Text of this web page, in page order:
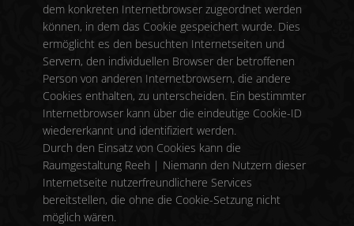
dem konkreten Internetbrowser zugeordnet werden
können, in dem das Cookie gespeichert wurde. Dies
ermöglicht es den besuchten Internetseiten und
Servern, den individuellen Browser der betroffenen
Person von anderen Internetbrowsern, die andere
Cookies enthalten, zu unterscheiden. Ein bestimmter
Internetbrowser kann über die eindeutige Cookie-ID
wiedererkannt und identifiziert werden.
Durch den Einsatz von Cookies kann die
Raumgestaltung Reeh | Niemann den Nutzern dieser
Internetseite nutzerfreundlichere Services
bereitstellen, die ohne die Cookie-Setzung nicht
möglich wären.